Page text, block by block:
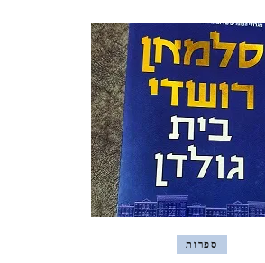
ספרות